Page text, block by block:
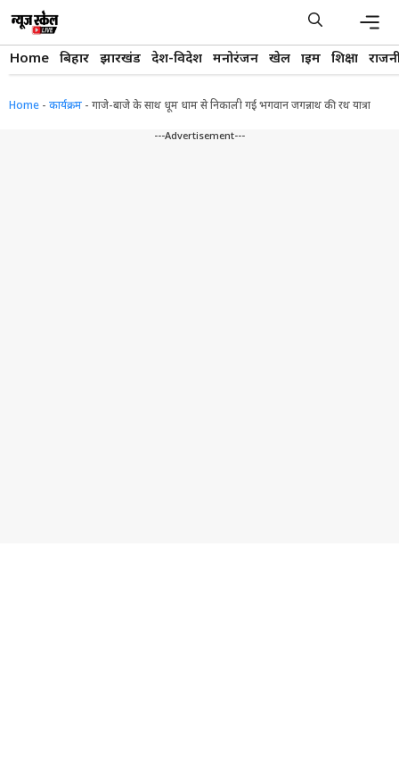
content
Home बिहार झारखंड देश-विदेश मनोरंजन खेल क्राइम शिक्षा
Home - कार्यक्रम - गाजे-बाजे के साथ धूम धाम से निकाली गई भगवान जगन्नाथ की रथ यात्रा
---Advertisement---